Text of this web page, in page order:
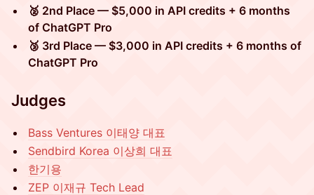
🥈 2nd Place — $5,000 in API credits + 6 months
of ChatGPT Pro
🥉 3rd Place — $3,000 in API credits + 6 months of
ChatGPT Pro
Judges
Bass Ventures 이태양 대표
Sendbird Korea 이상희 대표
한기용
ZEP 이재규 Tech Lead